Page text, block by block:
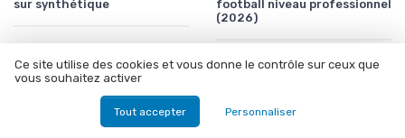
sur synthétique
football niveau professionnel
(2026)
Ce site utilise des cookies et vous donne le contrôle sur ceux que
vous souhaitez activer
Tout accepter Personnaliser